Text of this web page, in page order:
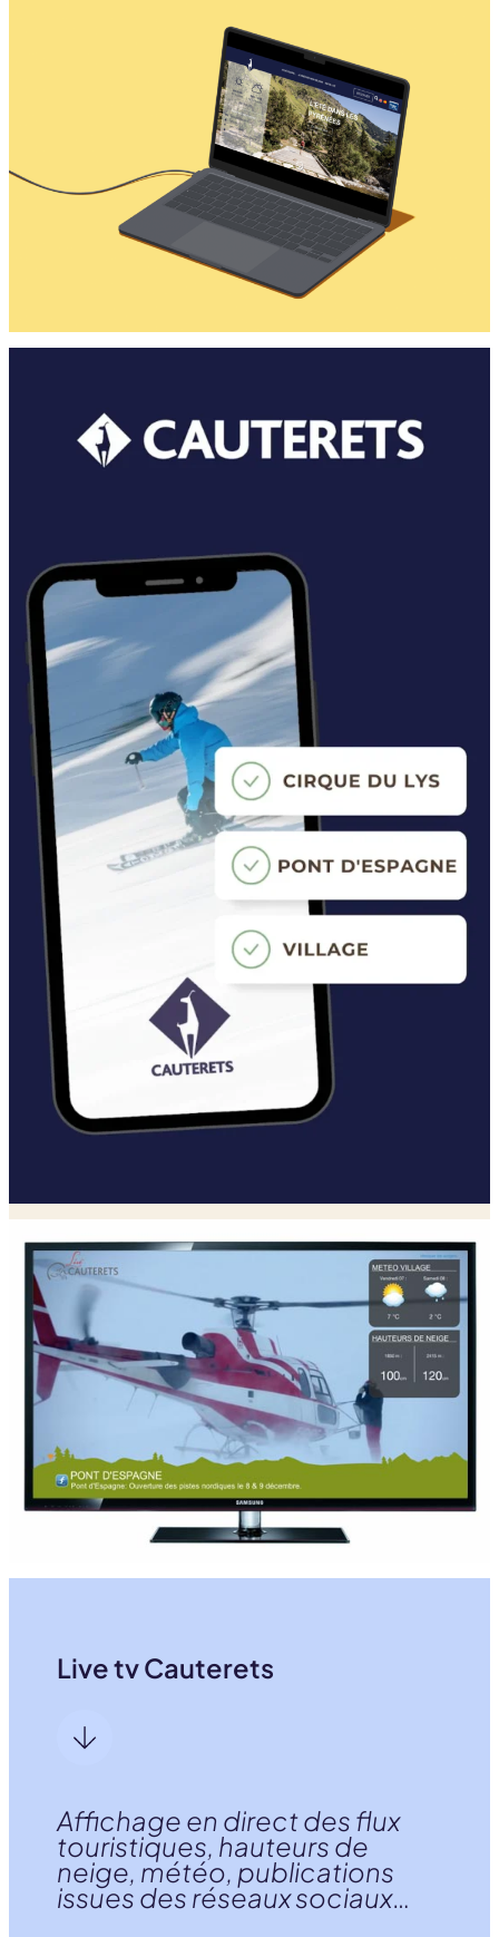
Live tv Cauterets
Affichage en direct des flux
touristiques, hauteurs de
neige, météo, publications
issues des réseaux sociaux…